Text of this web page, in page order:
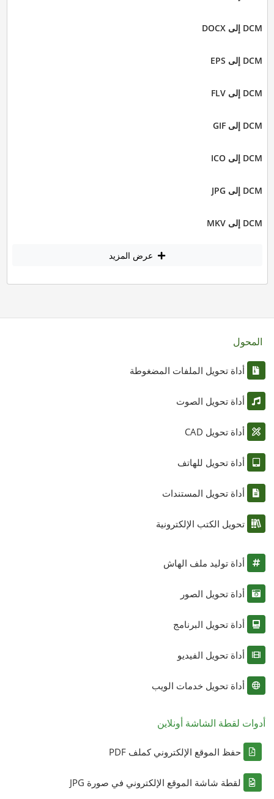
DCM إلى DOCX
DCM إلى EPS
DCM إلى FLV
DCM إلى GIF
DCM إلى ICO
DCM إلى JPG
DCM إلى MKV
عرض المزيد
المحول
أداة تحويل الملفات المضغوطة
أداة تحويل الصوت
أداة تحويل CAD
أداة تحويل للهاتف
أداة تحويل المستندات
تحويل الكتب الإلكترونية
أداة توليد ملف الهاش
أداة تحويل الصور
أداة تحويل البرنامج
أداة تحويل الفيديو
أداة تحويل خدمات الويب
أدوات لقطة الشاشة أونلاين
حفظ الموقع الإلكتروني كملف PDF
لقطة شاشة الموقع الإلكتروني في صورة JPG